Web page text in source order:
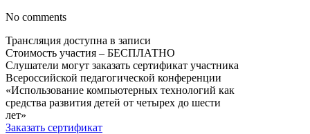
No comments
Трансляция доступна в записи
Стоимость участия – БЕСПЛАТНО
Слушатели могут заказать сертификат участника
Всероссийской педагогической конференции
«Использование компьютерных технологий как
средства развития детей от четырех до шести
лет»
Заказать сертификат